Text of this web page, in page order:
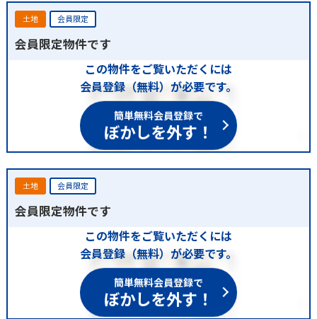
土地 会員限定
会員限定物件です
この物件をご覧いただくには
会員登録（無料）が必要です。
簡単無料会員登録で
ぼかしを外す！
土地 会員限定
会員限定物件です
この物件をご覧いただくには
会員登録（無料）が必要です。
簡単無料会員登録で
ぼかしを外す！